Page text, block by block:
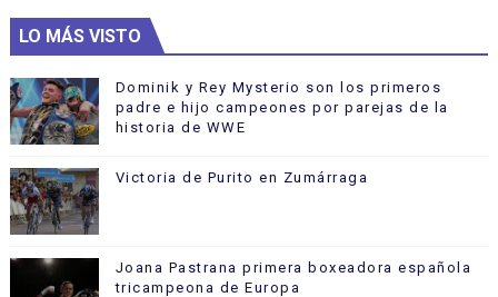
LO MÁS VISTO
Dominik y Rey Mysterio son los primeros
padre e hijo campeones por parejas de la
historia de WWE
Victoria de Purito en Zumárraga
Joana Pastrana primera boxeadora española
tricampeona de Europa